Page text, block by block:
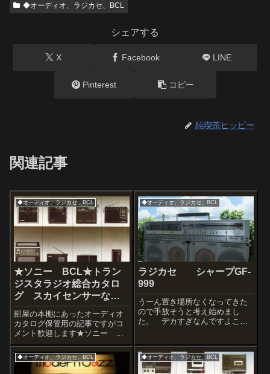
◆オーディオ、ラジカセ、BCL
シェアする
X Facebook LINE
Pinterest コピー
純喫茶ヒッピー
関連記事
◆オーディオ、ラジカセ、BCL
★ソニー BCL★トラン
ジスタラジオ総合カタロ
グ スカイセンサーな
ど 1974年
部屋の本棚にあったオーディオ
カタログ保管用の記事ですがコ
メント歓迎します★ソニー
BCL★トランジスタラジオ総合
カタログ スカイセンサーな
ど 1974年ICF-3000 ICF-5800
ICF-5450CRF-230B CRF-200
◆オーディオ、ラジカセ、BCL
ラジカセ シャープGF-
999
うーん置き場所なくなってきた
ので手放そうと考え始めまし
た。 デカすぎなんですよこの
ト交換などメンテナンスしてあ
るのでコンディションは完璧で
故障か所もないのです。大きな
◆オーディオ、ラジカセ、BCL ◆オーディオ、ラジカセ、BCL